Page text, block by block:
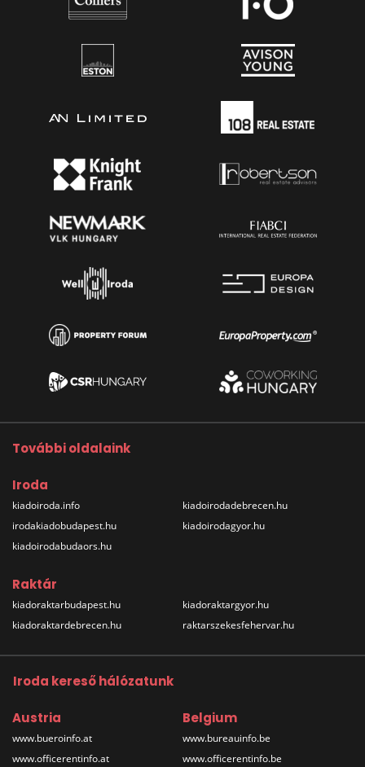
További oldalaink
Iroda
kiadoiroda.info
irodakiadobudapest.hu
kiadoirodabudaors.hu
kiadoirodadebrecen.hu
kiadoirodagyor.hu
Raktár
kiadoraktarbudapest.hu
kiadoraktardebrecen.hu
kiadoraktargyor.hu
raktarszekesfehervar.hu
Iroda kereső hálózatunk
Austria
www.bueroinfo.at
www.officerentinfo.at
Belgium
www.bureauinfo.be
www.officerentinfo.be